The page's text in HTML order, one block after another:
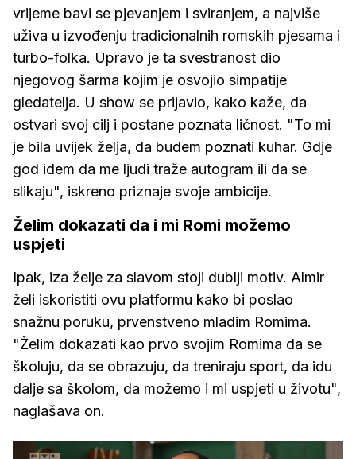
vrijeme bavi se pjevanjem i sviranjem, a najviše
uživa u izvođenju tradicionalnih romskih pjesama i
turbo-folka. Upravo je ta svestranost dio
njegovog šarma kojim je osvojio simpatije
gledatelja. U show se prijavio, kako kaže, da
ostvari svoj cilj i postane poznata ličnost. "To mi
je bila uvijek želja, da budem poznati kuhar. Gdje
god idem da me ljudi traže autogram ili da se
slikaju", iskreno priznaje svoje ambicije.
Želim dokazati da i mi Romi možemo
uspjeti
Ipak, iza želje za slavom stoji dublji motiv. Almir
želi iskoristiti ovu platformu kako bi poslao
snažnu poruku, prvenstveno mladim Romima.
"Želim dokazati kao prvo svojim Romima da se
školuju, da se obrazuju, da treniraju sport, da idu
dalje sa školom, da možemo i mi uspjeti u životu",
naglašava on.